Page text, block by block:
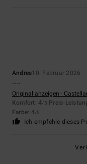
Andres10. Februar 2026
.....
Original anzeigen -
Komfort: 4/5 Preis-
Farbe: 4/5
Ich empfehle dieses